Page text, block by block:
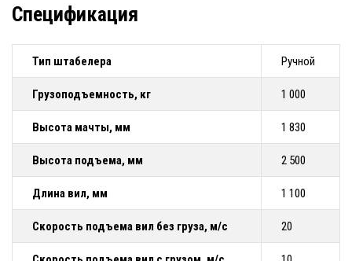
Спецификация
Тип штабелера Ручной
Грузоподъемность, кг 1 000
Высота мачты, мм 1 830
Высота подъема, мм 2 500
Длина вил, мм 1 100
Скорость подъема вил без груза, м/с 20